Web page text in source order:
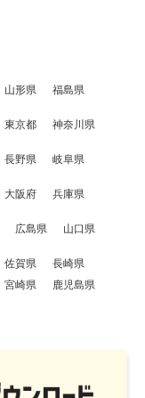
山形県 福島県
東京都 神奈川県
長野県 岐阜県
大阪府 兵庫県
広島県 山口県
佐賀県
長崎県
宮崎県
鹿児島県